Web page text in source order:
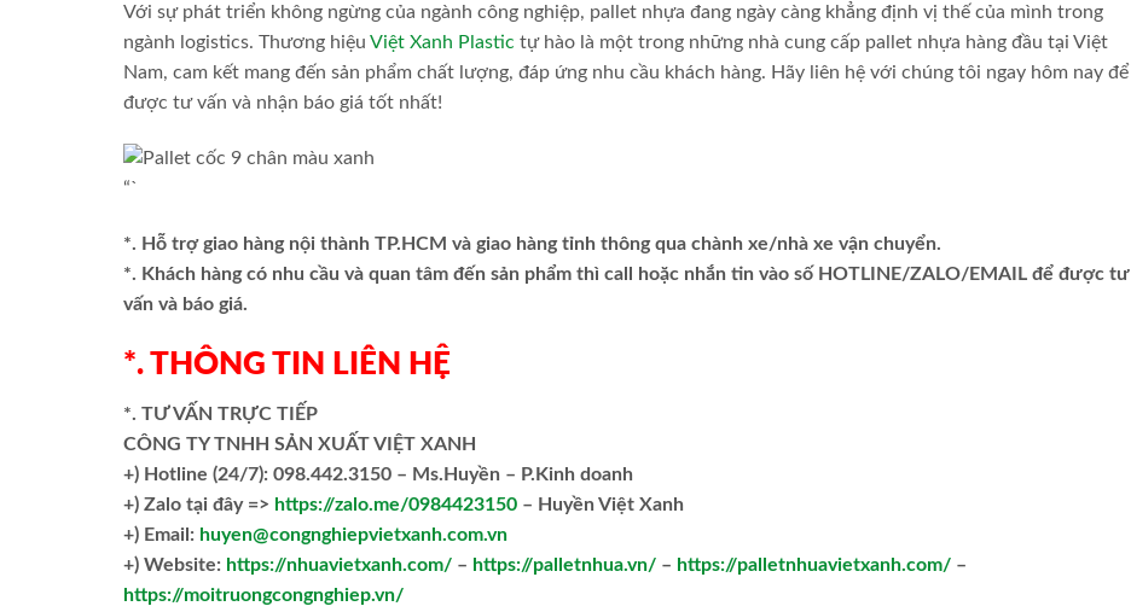
Với sự phát triển không ngừng của ngành công nghiệp, pallet nhựa đang ngày càng khẳng định vị thế của mình trong
ngành logistics. Thương hiệu Việt Xanh Plastic tự hào là một trong những nhà cung cấp pallet nhựa hàng đầu tại Việt
Nam, cam kết mang đến sản phẩm chất lượng, đáp ứng nhu cầu khách hàng. Hãy liên hệ với chúng tôi ngay hôm nay để
được tư vấn và nhận báo giá tốt nhất!
“`
*. Hỗ trợ giao hàng nội thành TP.HCM và giao hàng tỉnh thông qua chành xe/nhà xe vận chuyển.
*. Khách hàng có nhu cầu và quan tâm đến sản phẩm thì call hoặc nhắn tin vào số HOTLINE/ZALO/EMAIL để được tư
vấn và báo giá.
*. THÔNG TIN LIÊN HỆ
*. TƯ VẤN TRỰC TIẾP
CÔNG TY TNHH SẢN XUẤT VIỆT XANH
+) Hotline (24/7): 098.442.3150 – Ms.Huyền – P.Kinh doanh
+) Zalo tại đây => https://zalo.me/0984423150 – Huyền Việt Xanh
+) Email: huyen@congnghiepvietxanh.com.vn
+) Website: https://nhuavietxanh.com/ – https://palletnhua.vn/ – https://palletnhuavietxanh.com/ –
https://moitruongcongnghiep.vn/